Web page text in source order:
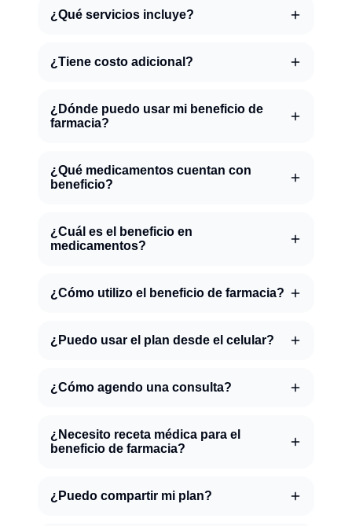
¿Qué servicios incluye?
¿Tiene costo adicional?
¿Dónde puedo usar mi beneficio de
farmacia?
¿Qué medicamentos cuentan con
beneficio?
¿Cuál es el beneficio en
medicamentos?
¿Cómo utilizo el beneficio de farmacia?
¿Puedo usar el plan desde el celular?
¿Cómo agendo una consulta?
¿Necesito receta médica para el
beneficio de farmacia?
¿Puedo compartir mi plan?